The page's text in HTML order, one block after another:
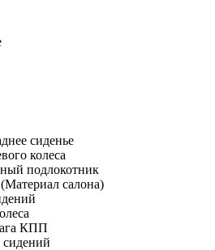
сиденье
колеса
подлокотник
салона)
КПП
сидений